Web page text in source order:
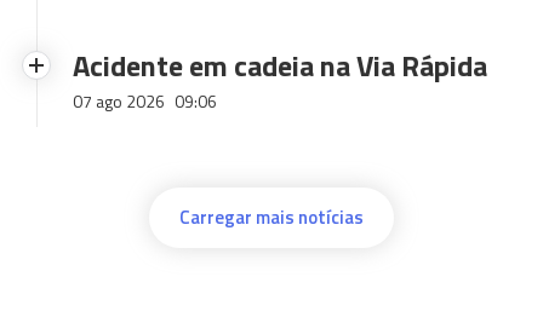
Acidente em cadeia na Via Rápida
07 ago 2026 09:06
Carregar mais notícias